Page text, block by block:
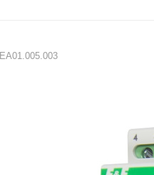
ЕА01.005.003